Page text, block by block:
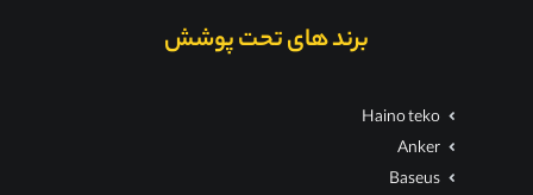
برند های تحت پوشش
Haino teko
Anker
Baseus